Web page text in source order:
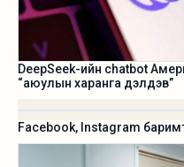
DeepSeek-ийн chatbot
“аюулын харанга дэлдэв”
Facebook, Instagram